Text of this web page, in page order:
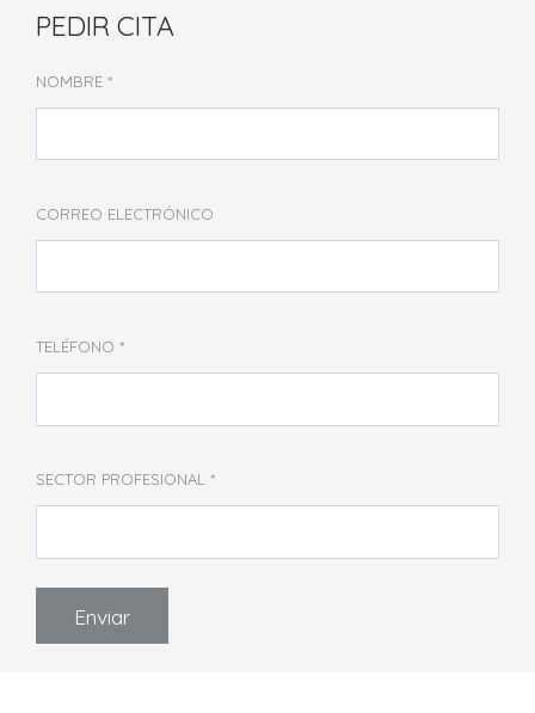
PEDIR CITA
NOMBRE
CORREO ELECTRÓNICO
TELÉFONO
SECTOR PROFESIONAL
Enviar